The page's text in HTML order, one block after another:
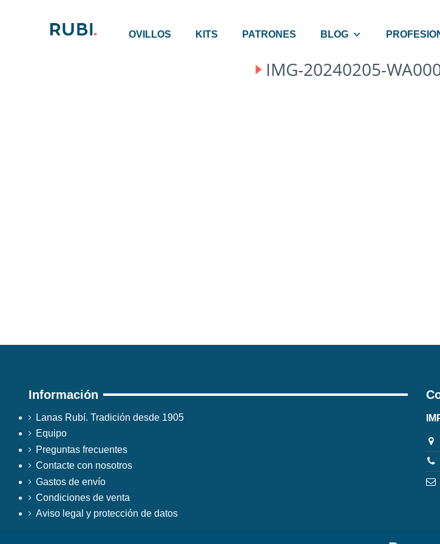
OVILLOS KITS PATRONES BLOG
IMG-20240205-
Información
Lanas Rubí. Tradición desde 1905
Equipo
Preguntas frecuentes
Contacte con nosotros
Gastos de envío
Condiciones de venta
Aviso legal y protección de datos